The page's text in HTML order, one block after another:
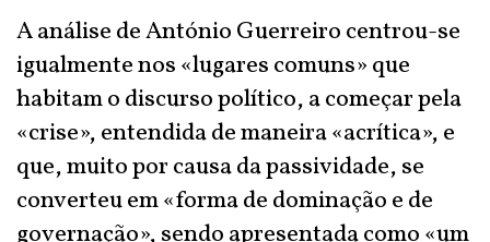
A análise de António Guerreiro centrou-se
igualmente nos «lugares comuns» que
habitam o discurso político, a começar pela
«crise», entendida de maneira «acrítica», e
que, muito por causa da passividade, se
converteu em «forma de dominação e de
governação», sendo apresentada como «um